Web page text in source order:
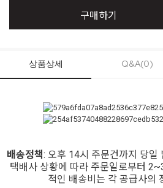
구매하기
상품상세 Q&A(0)
배송정책: 오후 14시 주문건까지 당일
택배사 상황에 따라 주문일로부터
적인 배송비는 각 공급사의